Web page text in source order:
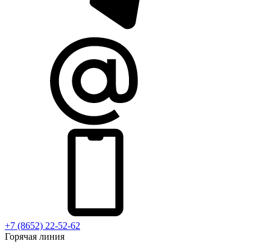
+7 (8652) 22-52-62
Горячая линия